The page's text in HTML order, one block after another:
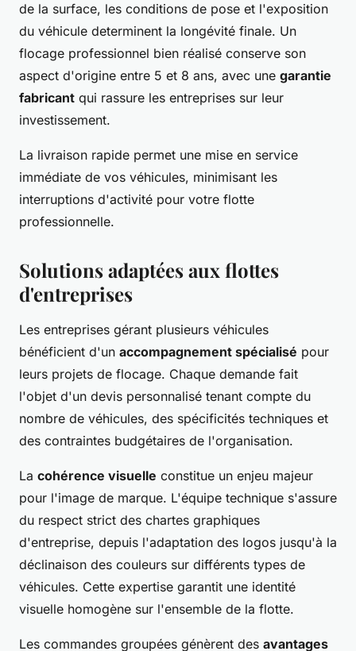
de la surface, les conditions de pose et l'exposition
du véhicule determinent la longévité finale. Un
flocage professionnel bien réalisé conserve son
aspect d'origine entre 5 et 8 ans, avec une garantie
fabricant qui rassure les entreprises sur leur
investissement.
La livraison rapide permet une mise en service
immédiate de vos véhicules, minimisant les
interruptions d'activité pour votre flotte
professionnelle.
Solutions adaptées aux flottes
d'entreprises
Les entreprises gérant plusieurs véhicules
bénéficient d'un accompagnement spécialisé pour
leurs projets de flocage. Chaque demande fait
l'objet d'un devis personnalisé tenant compte du
nombre de véhicules, des spécificités techniques et
des contraintes budgétaires de l'organisation.
La cohérence visuelle constitue un enjeu majeur
pour l'image de marque. L'équipe technique s'assure
du respect strict des chartes graphiques
d'entreprise, depuis l'adaptation des logos jusqu'à la
déclinaison des couleurs sur différents types de
véhicules. Cette expertise garantit une identité
visuelle homogène sur l'ensemble de la flotte.
Les commandes groupées génèrent des avantages